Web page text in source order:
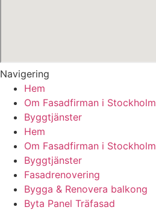
Navigering
Hem
Om Fasadfirman i Stockholm
Byggtjänster
Hem
Om Fasadfirman i Stockholm
Byggtjänster
Fasadrenovering
Bygga & Renovera balkong
Byta Panel Träfasad